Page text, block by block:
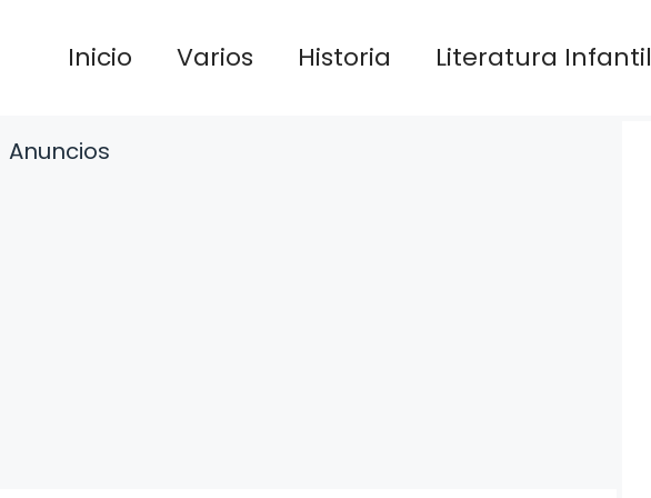
Inicio Varios Historia Literatura Infantil
Anuncios